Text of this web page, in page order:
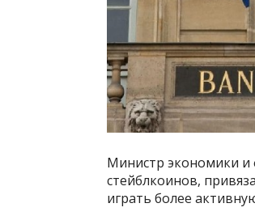
Министр экономики и
стейблкоинов,
играть более